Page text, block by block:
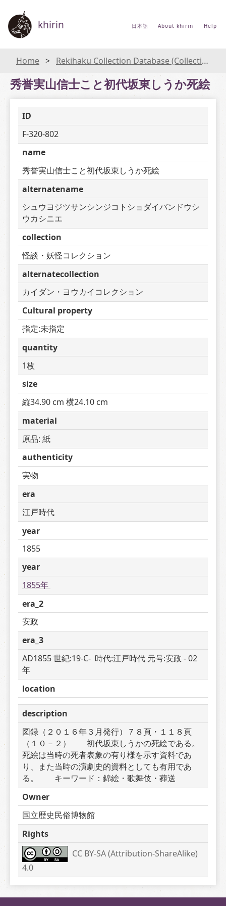
khirin 日本語 About khirin Help
Home Rekihaku Collection Database (Collections Database of the National Museum of Japanese History)
秀誉実山信士こと初代坂東しうか死絵
ID
F-320-802
name
秀誉実山信士こと初代坂東しうか死絵
alternatename
シュウヨジツサンシンジコトショダイバンドウシ
ウカシニエ
collection
怪談・妖怪コレクション
alternatecollection
カイダン・ヨウカイコレクション
Cultural property
指定:未指定
quantity
1枚
size
縦34.90 cm 横24.10 cm
material
原品: 紙
authenticity
実物
era
江戸時代
year
1855
year
1855年
era_2
安政
era_3
AD1855 世紀:19-C-  時代:江戸時代 元号:安政 - 02
年
location
description
図録（２０１６年３月発行）７８頁・１１８頁
（１０－２）　　初代坂東しうかの死絵である。
死絵は当時の死者表象の有り様を示す資料であ
り、また当時の演劇史的資料としても有用であ
る。　　キーワード：錦絵・歌舞伎・葬送
Owner
国立歴史民俗博物館
Rights
CC BY-SA (Attribution-ShareAlike)
4.0